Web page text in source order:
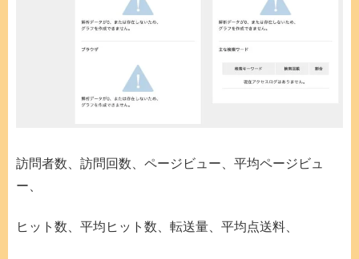
訪問者数、訪問回数、ページビュー、平均ページビュ
ー、
ヒット数、平均ヒット数、転送量、平均点送料、